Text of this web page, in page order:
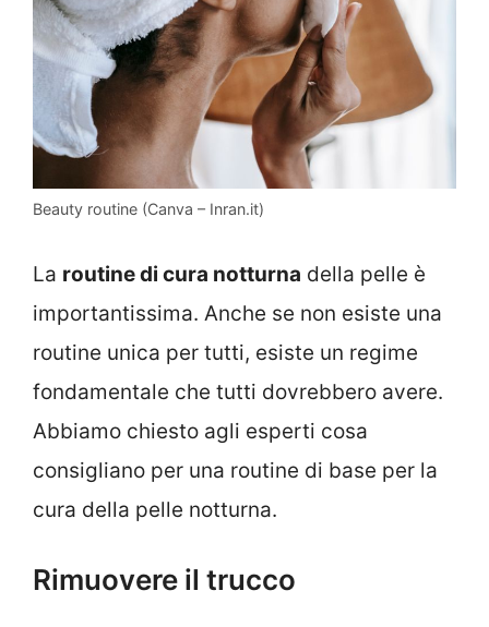
Beauty routine (Canva – Inran.it)
La routine di cura notturna della pelle è
importantissima. Anche se non esiste una
routine unica per tutti, esiste un regime
fondamentale che tutti dovrebbero avere.
Abbiamo chiesto agli esperti cosa
consigliano per una routine di base per la
cura della pelle notturna.
Rimuovere il trucco